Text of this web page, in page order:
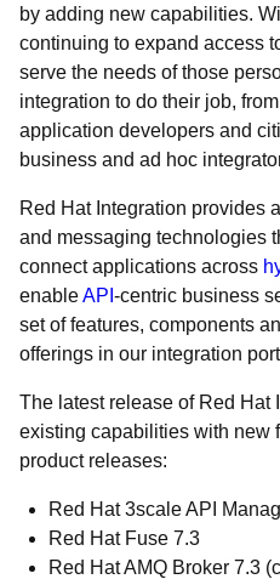
by adding new capabilities.
continuing to expand access
serve the needs of those
integration to do their job,
application developers and
business and ad hoc
Red Hat Integration provides
and messaging technologies
connect applications across
enableAPI -centric business
set of features, components
offerings in our integration
The latest release of Red Hat
existing capabilities with new
product releases:
Red Hat 3scale API
Red Hat Fuse 7.3
Red Hat AMQ Broker 7.3